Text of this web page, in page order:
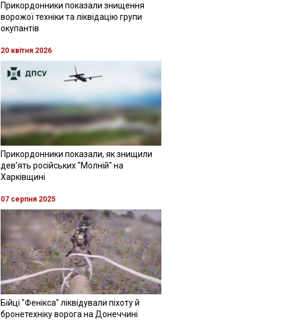
Прикордонники показали знищення
ворожої техніки та ліквідацію групи
окупантів
20 квітня 2026
Прикордонники показали, як знищили
девʼять російських "Молній" на
Харківщині
07 серпня 2025
Бійці "Фенікса" ліквідували піхоту й
бронетехніку ворога на Донеччині